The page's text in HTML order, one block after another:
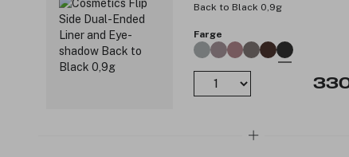
Back to Black 0,9g
Farge